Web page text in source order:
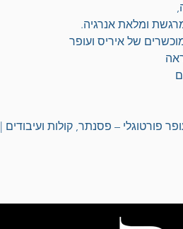
ומלאת אנרגיה.
של איריס ועופר
פורטוגלי – פסנתר, קולות ועיבודים |